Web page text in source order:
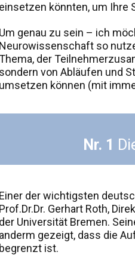
einsetzen könnten, um Ihre
Um genau zu sein – ich
Neurowissenschaft so
der
sondern von Abläufen und
umsetzen können (mit
Nr. 1
Einer der wichtigsten
Prof.Dr.Dr. Gerhart Roth,
der Universität Bremen.
anderm gezeigt, dass die
begrenzt ist.